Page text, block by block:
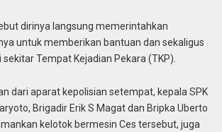
dirinya langsung memerintahkan
untuk memberikan bantuan dan sekaligus
Tempat Kejadian Pekara (TKP).
dari aparat kepolisian setempat, kepala SPK
Brigadir Erik S Magat dan Bripka Uberto
kelotok bermesin Ces tersebut, juga